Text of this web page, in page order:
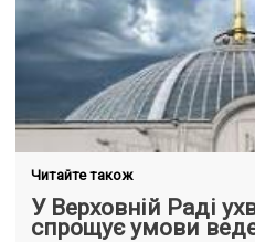
Читайте також
У Верховній Раді
спрощує умови